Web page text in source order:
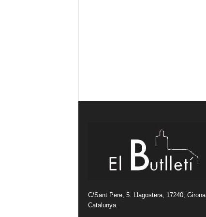
C/Sant Pere, 5. Llagostera, 17240, Girona,
Catalunya.